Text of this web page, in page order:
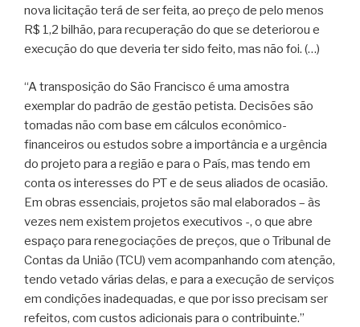
nova licitação terá de ser feita, ao preço de pelo menos
R$ 1,2 bilhão, para recuperação do que se deteriorou e
execução do que deveria ter sido feito, mas não foi. (…)
“A transposição do São Francisco é uma amostra
exemplar do padrão de gestão petista. Decisões são
tomadas não com base em cálculos econômico-
financeiros ou estudos sobre a importância e a urgência
do projeto para a região e para o País, mas tendo em
conta os interesses do PT e de seus aliados de ocasião.
Em obras essenciais, projetos são mal elaborados – às
vezes nem existem projetos executivos -, o que abre
espaço para renegociações de preços, que o Tribunal de
Contas da União (TCU) vem acompanhando com atenção,
tendo vetado várias delas, e para a execução de serviços
em condições inadequadas, e que por isso precisam ser
refeitos, com custos adicionais para o contribuinte.”